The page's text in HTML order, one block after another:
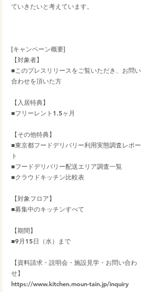
ていきたいと考えています。
[キャンペーン概要]
【対象者】
■このプレスリリースをご覧いただき、お問い
合わせを頂いた方
【入居特典】
■フリーレント1.5ヶ月
【その他特典】
■東京都フードデリバリー利用実態調査レポー
ト
■フードデリバリー配送エリア調査一覧
■クラウドキッチン比較表
【対象フロア】
■募集中のキッチンすべて
【期間】
■9月15日（水）まで
【資料請求・説明会・施設見学・お問い合わ
せ】
https://www.kitchen.moun-tain.jp/inquiry